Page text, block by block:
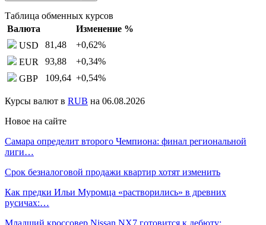
Таблица обменных курсов
Валюта
Изменение %
USD
81,48 +0,62%
EUR
93,88 +0,34%
GBP
109,64 +0,54%
Курсы валют в RUB на 06.08.2026
Новое на сайте
Самара определит второго Чемпиона: финал региональной
лиги…
Срок безналоговой продажи квартир хотят изменить
Как предки Ильи Муромца «растворились» в древних
русичах:…
Младший кроссовер Nissan NX7 готовится к дебюту: